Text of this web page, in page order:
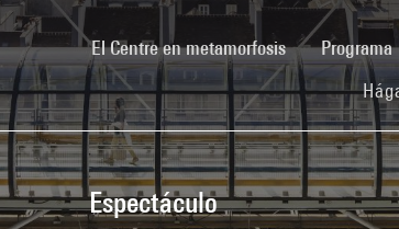
El Centre en metamorfosis(current)Programa
Espectáculo